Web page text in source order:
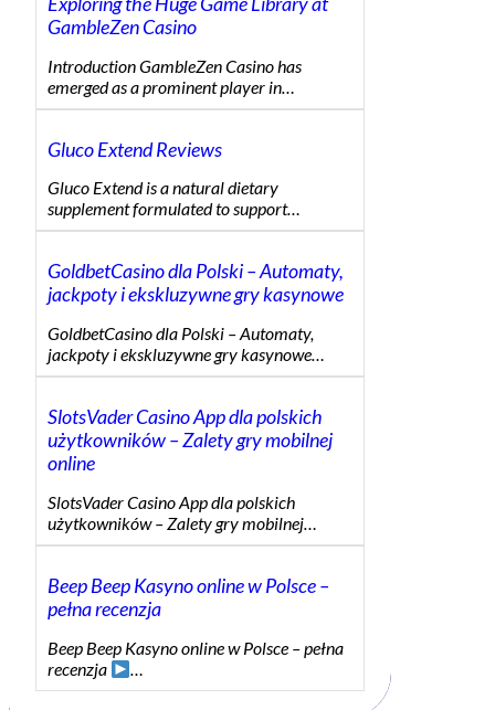
GambleZen Casino
Introduction GambleZen Casino has
emerged as a prominent player in…
Gluco Extend Reviews
Gluco Extend is a natural dietary
supplement formulated to support…
GoldbetCasino dla Polski – Automaty,
jackpoty i ekskluzywne gry kasynowe
GoldbetCasino dla Polski – Automaty,
jackpoty i ekskluzywne gry kasynowe…
SlotsVader Casino App dla polskich
użytkowników – Zalety gry mobilnej
online
SlotsVader Casino App dla polskich
użytkowników – Zalety gry mobilnej…
Beep Beep Kasyno online w Polsce –
pełna recenzja
Beep Beep Kasyno online w Polsce – pełna
recenzja
…